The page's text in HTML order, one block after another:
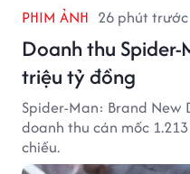
PHIM ẢNH 26 phút trước
Doanh thu
triệu tỷ đồng
Spider-Man: Brand New
doanh thu cán mốc
chiếu.